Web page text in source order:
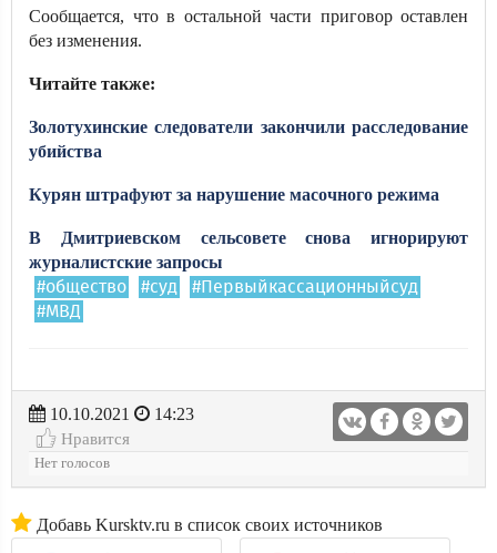
Сообщается, что в остальной части приговор оставлен
без изменения.
Читайте также:
Золотухинские следователи закончили расследование
убийства
Курян штрафуют за нарушение масочного режима
В Дмитриевском сельсовете снова игнорируют
журналистские запросы
#общество #суд
#Первыйкассационныйсуд
#МВД
10.10.2021
14:23
Нравится
Нет голосов
Добавь Kursktv.ru в список своих источников